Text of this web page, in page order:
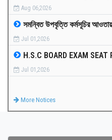
PAYMENT
CO-CURRICULUM
RESULTS
Aug 06,2026
সমন্বিত উপবৃত্তি কর্মসূচির আওতায়
Jul 01,2026
H.S.C BOARD EXAM
Jul 01,2026
More Notices